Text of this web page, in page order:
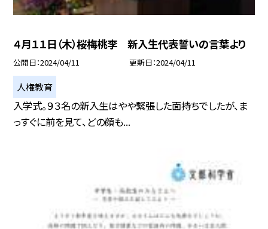
４月１１日（木）桜梅桃李 新入生代表誓いの言葉より
公開日 2024/04/11 更新日 2024/04/11
人権教育
入学式。９３名の新入生はやや緊張した面持ちでしたが、ま
っすぐに前を見て、どの顔も...